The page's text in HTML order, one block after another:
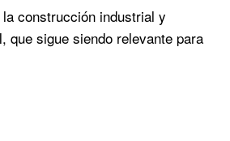
construcción industrial y
que sigue siendo relevante para